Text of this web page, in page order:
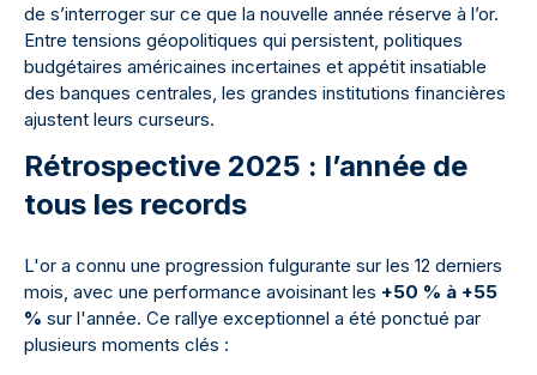
de s’interroger sur ce que la nouvelle année réserve à l’or.
Entre tensions géopolitiques qui persistent, politiques
budgétaires américaines incertaines et appétit insatiable
des banques centrales, les grandes institutions financières
ajustent leurs curseurs.
Rétrospective 2025 : l’année de
tous les records
L'or a connu une progression fulgurante sur les 12 derniers
mois, avec une performance avoisinant les +50 % à +55
% sur l'année. Ce rallye exceptionnel a été ponctué par
plusieurs moments clés :